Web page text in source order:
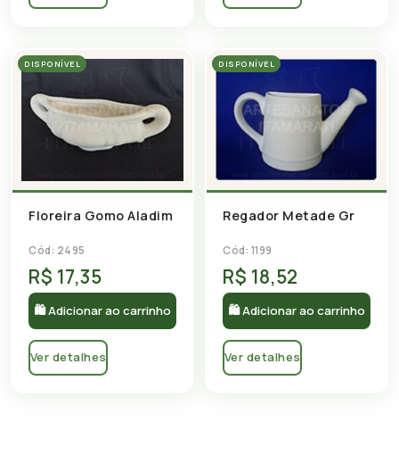
DISPONÍVEL
Floreira Gomo Aladim
Cód: 2495
R$ 17,35
🛍 Adicionar ao carrinho
Ver detalhes
DISPONÍVEL
Regador Metade Gr
Cód: 1199
R$ 18,52
🛍 Adicionar ao carrinho
Ver detalhes